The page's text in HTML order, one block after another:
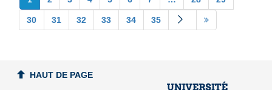
30 31 32 33 34 35
HAUT DE PAGE